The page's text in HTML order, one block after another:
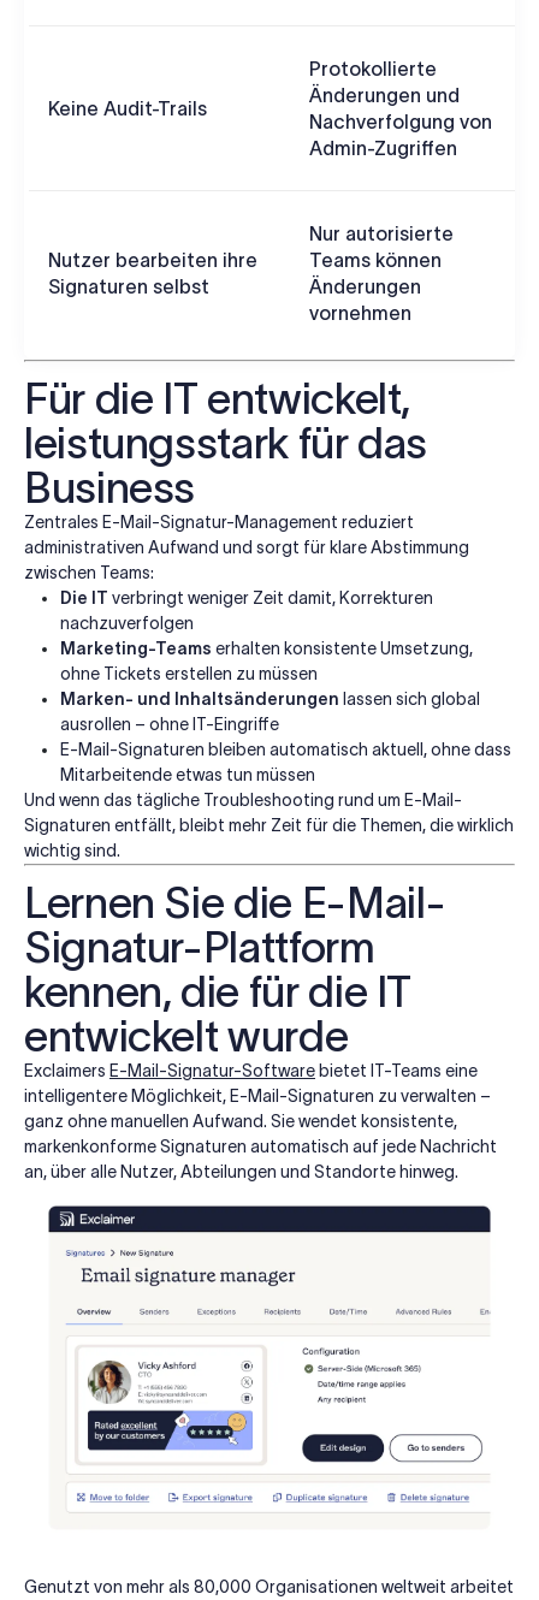
Keine Audit-Trails
Protokollierte
Änderungen und
Nachverfolgung von
Admin-Zugriffen
Nutzer bearbeiten ihre
Signaturen selbst
Nur autorisierte
Teams können
Änderungen
vornehmen
Für die IT entwickelt,
leistungsstark für das
Business
Zentrales E-Mail-Signatur-Management reduziert
administrativen Aufwand und sorgt für klare Abstimmung
zwischen Teams:
Die IT verbringt weniger Zeit damit, Korrekturen
nachzuverfolgen
Marketing-Teams erhalten konsistente Umsetzung,
ohne Tickets erstellen zu müssen
Marken- und Inhaltsänderungen lassen sich global
ausrollen – ohne IT-Eingriffe
E-Mail-Signaturen bleiben automatisch aktuell, ohne dass
Mitarbeitende etwas tun müssen
Und wenn das tägliche Troubleshooting rund um E-Mail-
Signaturen entfällt, bleibt mehr Zeit für die Themen, die wirklich
wichtig sind.
Lernen Sie die E-Mail-
Signatur-Plattform
kennen, die für die IT
entwickelt wurde
Exclaimers E-Mail-Signatur-Softwarebietet IT-Teams eine
intelligentere Möglichkeit, E-Mail-Signaturen zu verwalten –
ganz ohne manuellen Aufwand. Sie wendet konsistente,
markenkonforme Signaturen automatisch auf jede Nachricht
an, über alle Nutzer, Abteilungen und Standorte hinweg.
Genutzt von mehr als 80,000 Organisationen weltweit arbeitet